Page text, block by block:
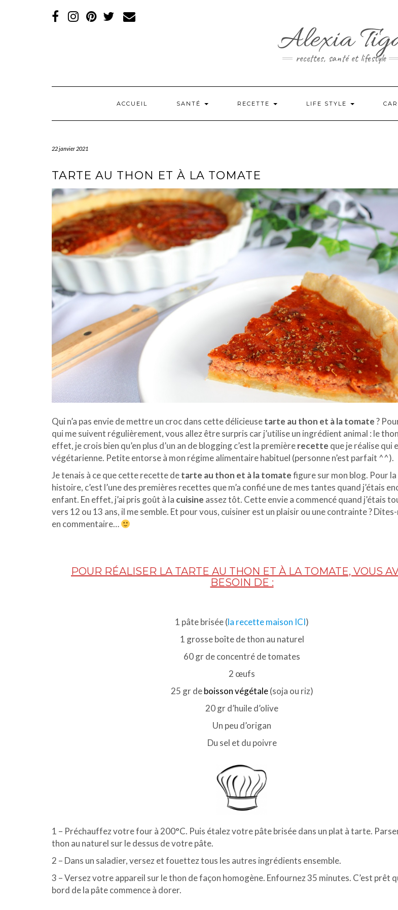
RÉSEAUX
SOCIAUX
Alexia
recettes, santé et lifestyle
ACCUEIL SANTÉ RECETTE LIFE STYLE
22 janvier 2021
TARTE AU THON ET À LA TOMATE
Qui n’a pas envie de mettre un croc dans cette délicieusetarte au thon et à la tomate?
qui me suivent régulièrement, vous allez être surpris car j’utilise un ingrédient animal : le
effet, je crois bien qu’en plus d’un an de blogging c’est la premièrerecette que je réalise qui
végétarienne. Petite entorse à mon régime alimentaire habituel (personne n’est parfait ^^).
Je tenais à ce que cette recette detarte au thon et à la tomatefigure sur mon blog. Pour
histoire, c’est l’une des premières recettes que m’a confié une de mes tantes quand j’étais
enfant. En effet, j’ai pris goût à la cuisine assez tôt. Cette envie a commencé quand j’étais
vers 12 ou 13 ans, il me semble. Et pour vous, cuisiner est un plaisir ou une contrainte ?
en commentaire…
POUR RÉALISER LA TARTE AU THON ET À LA TOMATE, VOUS
BESOIN DE :
1 pâte brisée (la recette maison ICI)
1 grosse boîte de thon au naturel
60 gr de concentré de tomates
2 œufs
25 gr deboisson végétale(soja ou riz)
20 gr d’huile d’olive
Un peu d’origan
Du sel et du poivre
1 – Préchauffez votre four à 200°C. Puis étalez votre pâte brisée dans un plat à tarte.
thon au naturel sur le dessus de votre pâte.
2 – Dans un saladier, versez et fouettez tous les autres ingrédients ensemble.
3 – Versez votre appareil sur le thon de façon homogène. Enfournez 35 minutes. C’est prêt
bord de la pâte commence à dorer.